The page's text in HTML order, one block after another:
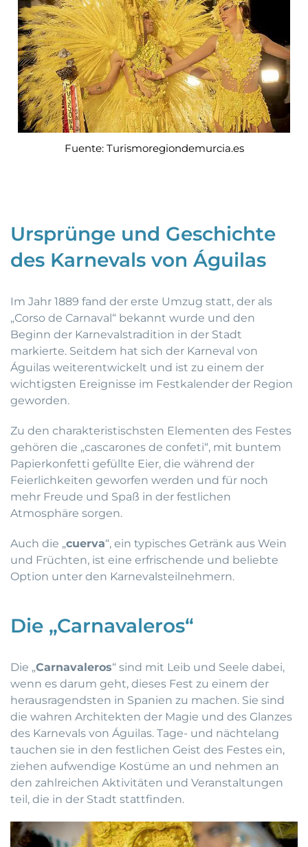
Fuente: Turismoregiondemurcia.es
Ursprünge und Geschichte
des Karnevals von Águilas
Im Jahr 1889 fand der erste Umzug statt, der als
„Corso de Carnaval“ bekannt wurde und den
Beginn der Karnevalstradition in der Stadt
markierte. Seitdem hat sich der Karneval von
Águilas weiterentwickelt und ist zu einem der
wichtigsten Ereignisse im Festkalender der Region
geworden.
Zu den charakteristischsten Elementen des Festes
gehören die „cascarones de confeti“, mit buntem
Papierkonfetti gefüllte Eier, die während der
Feierlichkeiten geworfen werden und für noch
mehr Freude und Spaß in der festlichen
Atmosphäre sorgen.
Auch die „cuerva“, ein typisches Getränk aus Wein
und Früchten, ist eine erfrischende und beliebte
Option unter den Karnevalsteilnehmern.
Die „Carnavaleros“
Die „Carnavaleros“ sind mit Leib und Seele dabei,
wenn es darum geht, dieses Fest zu einem der
herausragendsten in Spanien zu machen. Sie sind
die wahren Architekten der Magie und des Glanzes
des Karnevals von Águilas. Tage- und nächtelang
tauchen sie in den festlichen Geist des Festes ein,
ziehen aufwendige Kostüme an und nehmen an
den zahlreichen Aktivitäten und Veranstaltungen
teil, die in der Stadt stattfinden.